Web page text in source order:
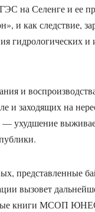
на Селенге и ее
как следствие,
гидрологических
и
и заходящих на
— ухудшение
представленные
вызовет
книги МСОП